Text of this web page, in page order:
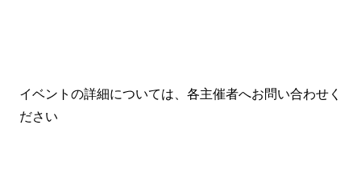
イベントの詳細については、各主催者へお問い合わせく
ださい